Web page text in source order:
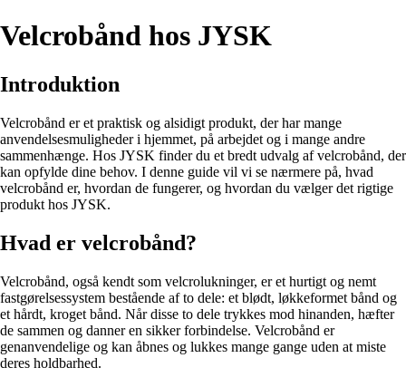
Velcrobånd hos JYSK
Introduktion
Velcrobånd er et praktisk og alsidigt produkt, der har mange
anvendelsesmuligheder i hjemmet, på arbejdet og i mange andre
sammenhænge. Hos JYSK finder du et bredt udvalg af velcrobånd, der
kan opfylde dine behov. I denne guide vil vi se nærmere på, hvad
velcrobånd er, hvordan de fungerer, og hvordan du vælger det rigtige
produkt hos JYSK.
Hvad er velcrobånd?
Velcrobånd, også kendt som velcrolukninger, er et hurtigt og nemt
fastgørelsessystem bestående af to dele: et blødt, løkkeformet bånd og
et hårdt, kroget bånd. Når disse to dele trykkes mod hinanden, hæfter
de sammen og danner en sikker forbindelse. Velcrobånd er
genanvendelige og kan åbnes og lukkes mange gange uden at miste
deres holdbarhed.